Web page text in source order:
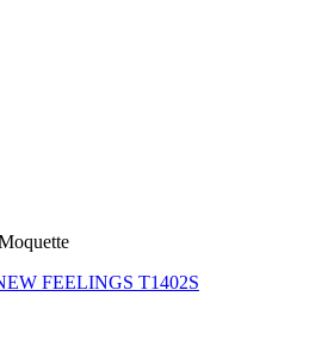
FEELINGS T1402S